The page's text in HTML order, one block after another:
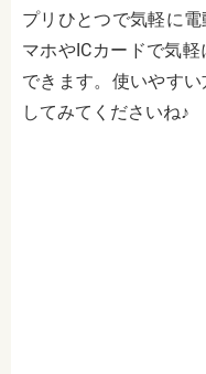
プリひとつで気軽に
マホやICカードで気
できます。使いやす
してみてくださいね♪